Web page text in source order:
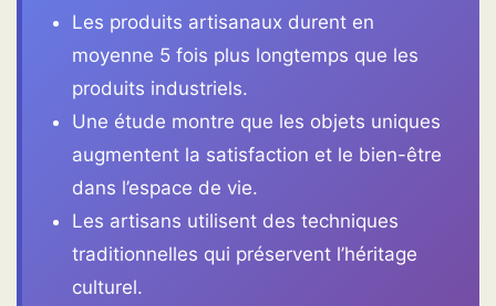
Les produits artisanaux durent en
moyenne 5 fois plus longtemps que les
produits industriels.
Une étude montre que les objets uniques
augmentent la satisfaction et le bien-être
dans l’espace de vie.
Les artisans utilisent des techniques
traditionnelles qui préservent l’héritage
culturel.